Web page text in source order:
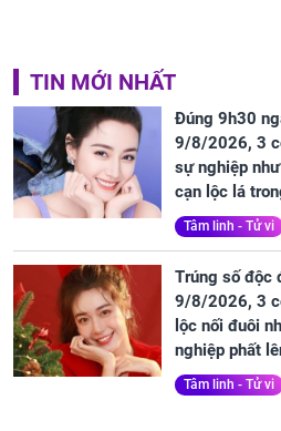
TIN MỚI NHẤT
Đúng 9h30
9/8/2026, 3
sự nghiệp
cạn lộc lá
Tâm linh - Tử vi
Trúng số độc
9/8/2026, 3
lộc nối đuôi
nghiệp phất
Tâm linh - Tử vi